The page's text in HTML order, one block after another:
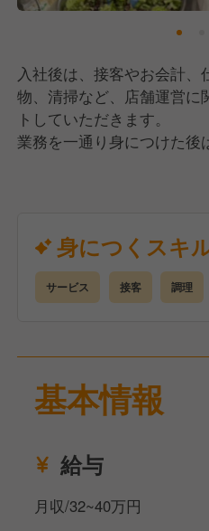
入社後は、接客やお会計
物、清掃など、店舗運営に
トしていただきます。
業務を一通り身につけた後
【キャリアアップしやすい
現在、事業拡大の真っ只中
で新規出店を進めています
そのため、店長や責任者へ
す。
毎週の上司との面談と、数
とに評価を行っています。
頑張りや成果が正当に評価
身につくスキ
サービス 接客 調理
基本情報
給与
月収/32~40万円